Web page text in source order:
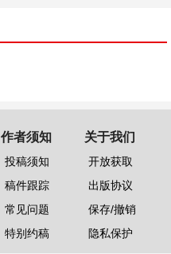
作者须知
投稿须知
稿件跟踪
常见问题
特别约稿
关于我们
开放获取
出版协议
保存/撤销
隐私保护